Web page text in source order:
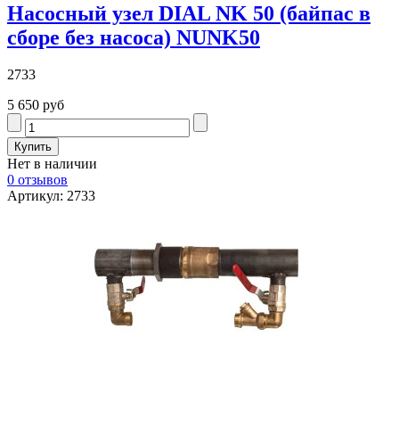
Насосный узел DIAL NK 50 (байпас в
сборе без насоса) NUNK50
2733
5 650 руб
Нет в наличии
0 отзывов
Артикул: 2733